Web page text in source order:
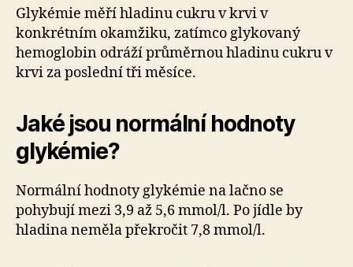
Glykémie měří hladinu cukru v krvi v
konkrétním okamžiku, zatímco glykovaný
hemoglobin odráží průměrnou hladinu cukru v
krvi za poslední tři měsíce.
Jaké jsou normální hodnoty
glykémie?
Normální hodnoty glykémie na lačno se
pohybují mezi 3,9 až 5,6 mmol/l. Po jídle by
hladina neměla překročit 7,8 mmol/l.